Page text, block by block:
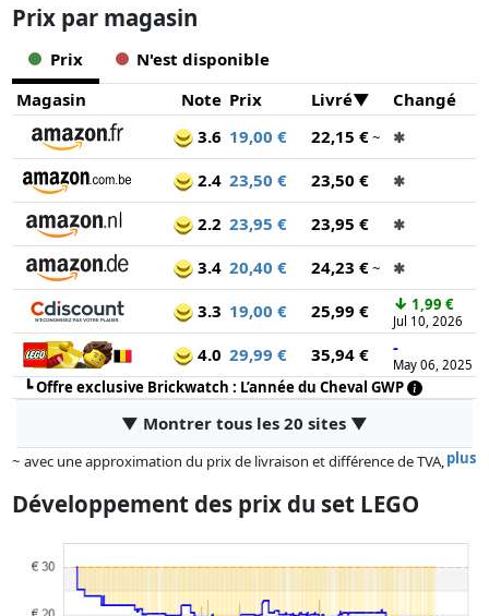
Prix ​​par magasin
Prix
N'est disponible
Magasin
Note Prix Livré
Changé
3.6 19,00 € 22,15 €~ ✱
2.4 23,50 € 23,50 € ✱
2.2 23,95 € 23,95 € ✱
3.4 20,40 € 24,23 €~ ✱
3.3 19,00 € 25,99 € ↓ 1,99 €
Jul 10, 2026
4.0 29,99 € 35,94 € -
May 06, 2025
┗Offre exclusive Brickwatch : L’année du Cheval GWP
▼ Montrer tous les 20 sites ▼
plus
~ avec une approximation du prix de livraison et différence de TVA,
Les prix et la disponibilité peuvent avoir changé depuis la dernière mise
partenaires n'a aucune influence sur celui-ci. Ce n'est qu'à prix égaux
Développement des prix du set LEGO